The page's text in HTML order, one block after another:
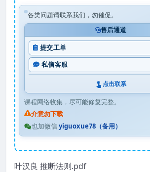
各类问题请联系我们，勿催促。
售后通道
提交工单
私信客服
点击联系
课程网络收集，尽可能修复完整。
介意勿下载
也加微信yiguoxue78（备用）
叶汉良 推断法则.pdf